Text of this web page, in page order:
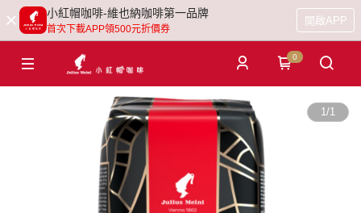
小紅帽咖啡-維也納咖啡第一品牌
首次下載APP領500元折價券
開啟APP
0
1/1